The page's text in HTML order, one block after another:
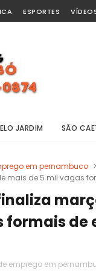
ESPORTES
JARDIM SÃO
em pernambuco >
mais de 5 mil vagas
formais
emprego em